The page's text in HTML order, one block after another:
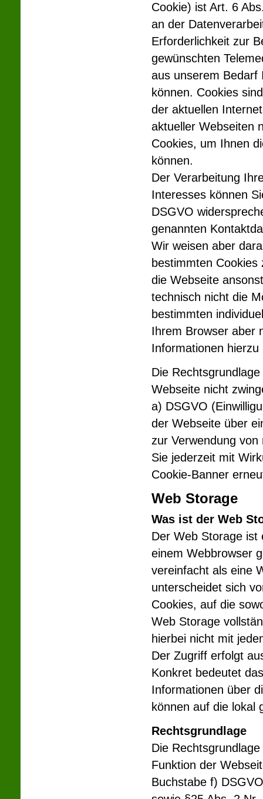
Cookie) ist Art. 6
an der
Erforderlichkeit zur
gewünschten
aus unserem Bedarf
können. Cookies
der aktuellen
aktueller Webseiten
Cookies, um Ihnen
können.
Der Verarbeitung
Interesses können
DSGVO
genannten
Wir weisen aber
bestimmten
die Webseite
technisch nicht die
bestimmten
Ihrem Browser aber
Informationen
Die
Webseite nicht
a) DSGVO
der Webseite über
zur Verwendung
Sie jederzeit mit
Cookie-Banner
Web Storage
Was ist der Web
Der Web Storage ist
einem Webbrowser
vereinfacht als eine
unterscheidet sich
Cookies, auf die
Web Storage
hierbei nicht mit
Der Zugriff erfolgt
Konkret bedeutet
Informationen über
können auf die lokal
Rechtsgrundlage
Die
Funktion der
Buchstabe f)